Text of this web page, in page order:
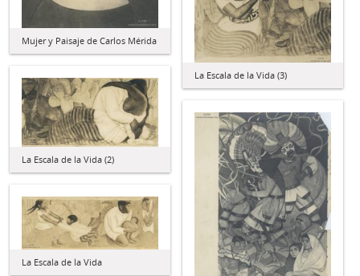
Mujer y Paisaje de Carlos Mérida
La Escala de la Vida (3)
La Escala de la Vida (2)
La Escala de la Vida